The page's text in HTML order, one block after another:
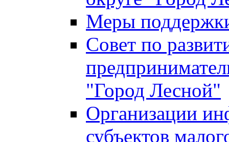
Меры
Совет по
"Город Лесной"
Организации
субъектов